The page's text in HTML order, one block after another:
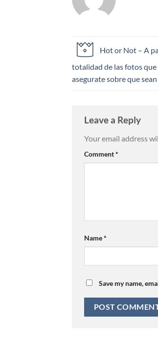
Hot or Not – A
totalidad de las fotos
asegurate sobre que
Leave a Reply
Your email address
Comment*
Name*
Save my name,